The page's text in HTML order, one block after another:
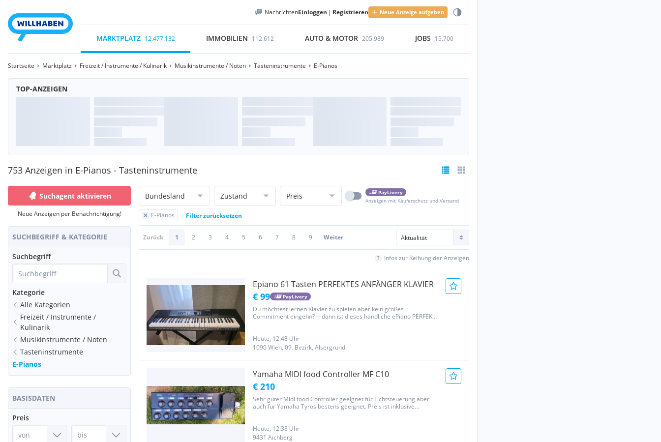
NachrichtenEinloggen | Registrieren Neue Anzeige aufgeben
MARKTPLATZ 12.477.132 IMMOBILIEN 112.612 AUTO & MOTOR 205.989 JOBS 15.700
Startseite Marktplatz Freizeit / Instrumente / Kulinarik Musikinstrumente / Noten Tasteninstrumente E-Pianos
TOP-ANZEIGEN
753 Anzeigen in E-Pianos - Tasteninstrumente
Suchagent aktivieren
Neue Anzeigen per Benachrichtigung!
SUCHBEGRIFF & KATEGORIE
Suchbegriff
Kategorie
Alle Kategorien
Freizeit / Instrumente /
Kulinarik
Musikinstrumente / Noten
Tasteninstrumente
E-Pianos
BASISDATEN
Preis
Bundesland Zustand Preis
PayLivery
Anzeigen mit Käuferschutz und Versand
E-Pianos Filter zurücksetzen
Zurück 1 2 3 4 5 6 7 8 9 Weiter
Infos zur Reihung der Anzeigen
Epiano 61 Tasten PERFEKTES ANFÄNGER KLAVIER
€ 99 PayLivery
Du möchtest lernen Klavier zu spielen aber kein großes
Commitment eingehn? -- dann ist dieses handliche ePiano PERFEKT
Privatverkauf
Heute, 12:43 Uhr
1090 Wien, 09. Bezirk, Alsergrund
Yamaha MIDI food Controller MF C10
€ 210
Sehr guter Midi food Controller geeignet für Lichtsteuerung aber
auch für Yamaha Tyros bestens geeignet. Preis ist inklusive
Heute, 12:38 Uhr
9431 Aichberg